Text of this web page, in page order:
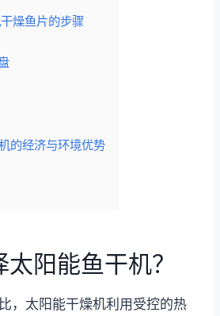
燥鱼片的步骤
的经济与环境优势
阳能鱼干机？
，太阳能干燥机利用受控的热